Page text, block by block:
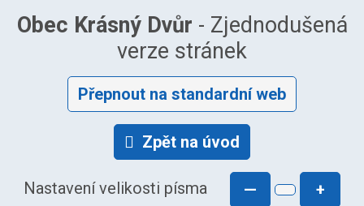
Obec Krásný Dvůr - Zjednodušená
verze stránek
Přepnout na standardní web
Zpět na úvod
Nastavení velikosti písma — +